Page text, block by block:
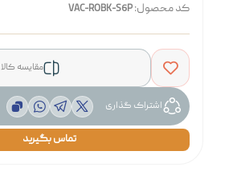
کد محصول:VAC-ROBK-S6P
مقایسه کالا
اشتراک گذاری
تماس بگیرید